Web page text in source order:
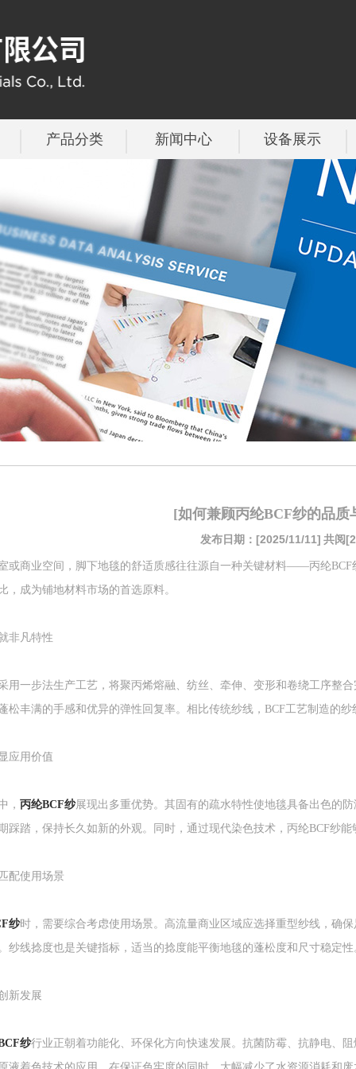
产品分类 新闻中心 设备展示
[如何兼顾丙纶BCF纱的品质
发布日期：[2025/11/11] 共阅
或商业空间，脚下地毯的舒适质感往往源自一种关键材料——丙纶
，成为铺地材料市场的首选原料。
非凡特性
用一步法生产工艺，将聚丙烯熔融、纺丝、牵伸、变形和卷绕工序整
松丰满的手感和优异的弹性回复率。相比传统纱线，BCF工艺制造的
应用价值
， 丙纶BCF纱展现出多重优势。其固有的疏水特性使地毯具备出色的
踩踏，保持长久如新的外观。同时，通过现代染色技术，丙纶BCF纱
配使用场景
纱时，需要综合考虑使用场景。高流量商业区域应选择重型纱线，确
纱线捻度也是关键指标，适当的捻度能平衡地毯的蓬松度和尺寸稳定性
新发展
纱行业正朝着功能化、环保化方向快速发展。抗菌防霉、抗静电、